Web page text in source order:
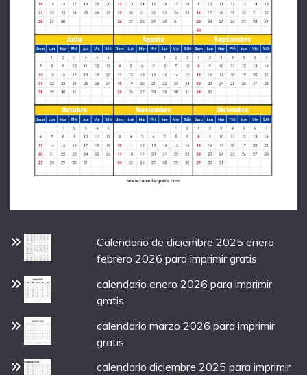
Calendario de diciembre 2025 enero
febrero 2026 para imprimir gratis
calendario enero 2026 para imprimir
gratis
calendario marzo 2026 para imprimir
gratis
calendario diciembre 2025 para imprimir